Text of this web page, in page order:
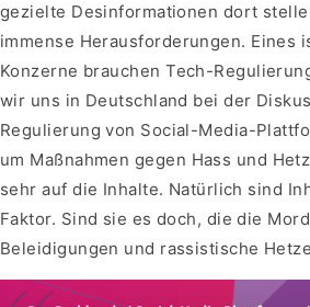
gezielte Desinformationen dort
immense Herausforderungen. Eines
Konzerne brauchen Tech-
wir uns in Deutschland bei der
Regulierung von Social-Media-
um Maßnahmen gegen Hass und
sehr auf die Inhalte. Natürlich sind
Faktor. Sind sie es doch, die die
Beleidigungen und rassistische